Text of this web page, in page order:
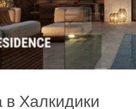
в Халкидики